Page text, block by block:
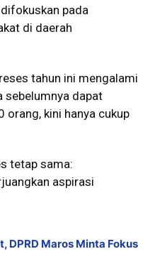
pada
di daerah
tahun ini mengalami
sebelumnya dapat
kini hanya cukup
tetap sama:
aspirasi
DPRD Maros Minta Fokus